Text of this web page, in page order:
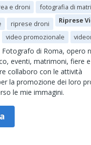
e droni
fotografia di
riprese droni
Riprese
video promozionale
Fotografo di Roma, opero
eventi, matrimoni, fiere e
collaboro con le attività
la promozione dei loro
le mie immagini.